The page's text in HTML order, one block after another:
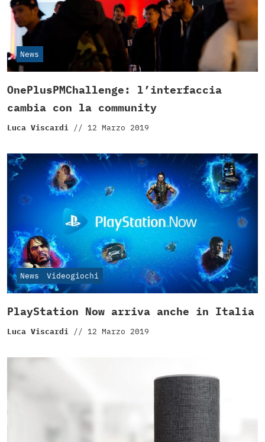
News
OnePlusPMChallenge: l’interfaccia
cambia con la community
Luca Viscardi // 12 Marzo 2019
News Videogiochi
PlayStation Now arriva anche in Italia
Luca Viscardi // 12 Marzo 2019